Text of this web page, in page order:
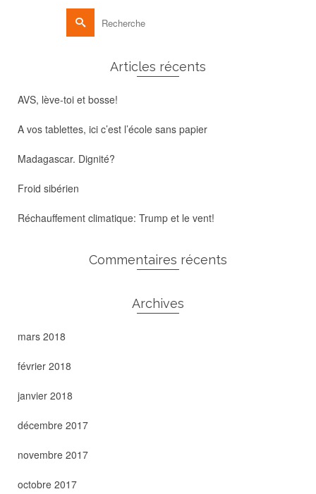
Rechercher :
Articles récents
AVS, lève-toi et bosse!
A vos tablettes, ici c’est l’école sans papier
Madagascar. Dignité?
Froid sibérien
Réchauffement climatique: Trump et le vent!
Commentaires récents
Archives
mars 2018
février 2018
janvier 2018
décembre 2017
novembre 2017
octobre 2017